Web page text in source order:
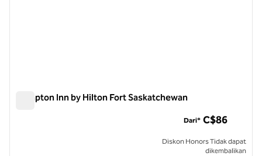
Hampton Inn by Hilton Fort Saskatchewan
Dari* C$86
Diskon Honors Tidak dapat
dikembalikan